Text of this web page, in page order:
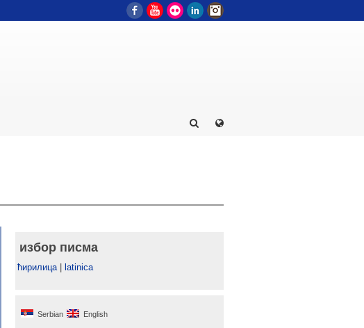
FacebookYouTube
Flickr LinkedIn
избор писма
ћирилица| latinica
Serbian English